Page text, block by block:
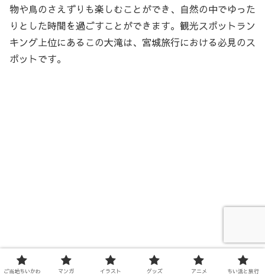
物や鳥のさえずりも楽しむことができ、自然の中でゆった
りとした時間を過ごすことができます。観光スポットラン
キング上位にあるこの大滝は、宮城旅行における必見のス
ポットです。
ご当地ちいかわ マンガ イラスト グッズ アニメ ちい活と旅行